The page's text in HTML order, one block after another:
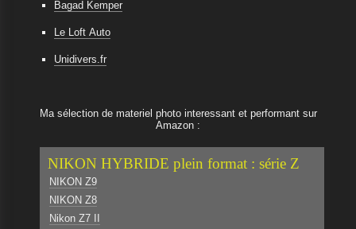
Bagad Kemper
Le Loft Auto
Unidivers.fr
Ma sélection de materiel photo interessant et performant sur
Amazon :
NIKON HYBRIDE plein format : série Z
NIKON Z9
NIKON Z8
Nikon Z7 II